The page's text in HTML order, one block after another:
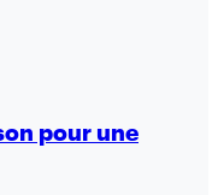
pour une